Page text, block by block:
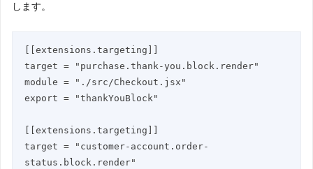
します。
[[extensions.targeting]]
target = "purchase.thank-you.block.render"
module = "./src/Checkout.jsx"
export = "thankYouBlock"
[[extensions.targeting]]
target = "customer-account.order-
status.block.render"